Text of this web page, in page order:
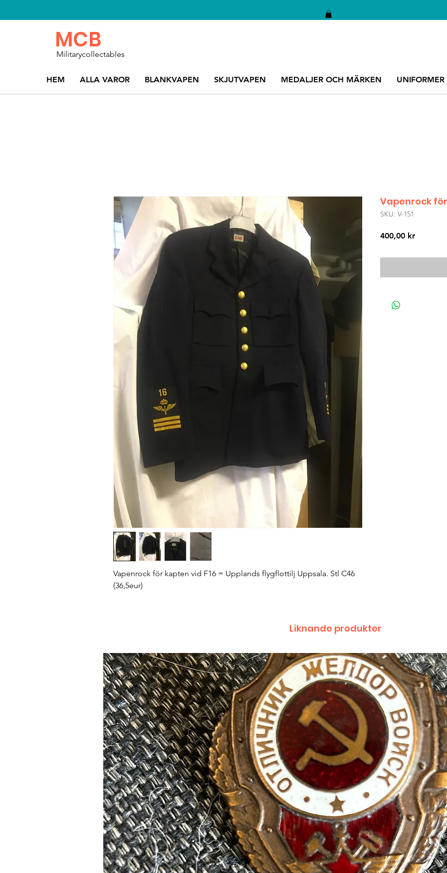
HEM ALLA VAROR BLANKVAPEN SKJUTVAPEN MEDALJER OCH MÄRKEN
MCB
Militarycollectables
Vapenrock för kapten vid F16 = Upplands flygflottilj Uppsala. Stl C46
(36,5eur)
Vapenrock
SKU: V-151
400,00 krPris
Liknande produkter